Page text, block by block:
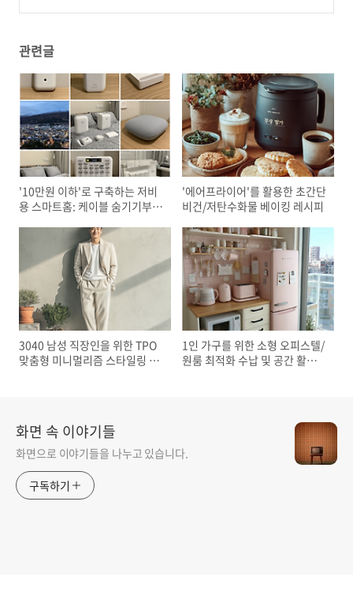
관련글
'10만원 이하'로 구축하는 저비
용 스마트홈: 케이블 숨기기부터
'에어프라이어'를 활용한 초간단
비건/저탄수화물 베이킹 레시피
3040 남성 직장인을 위한 TPO
맞춤형 미니멀리즘 스타일링 및
1인 가구를 위한 소형 오피스텔/
원룸 최적화 수납 및 공간 활용
화면 속 이야기들
화면으로 이야기들을 나누고 있습니다.
구독하기